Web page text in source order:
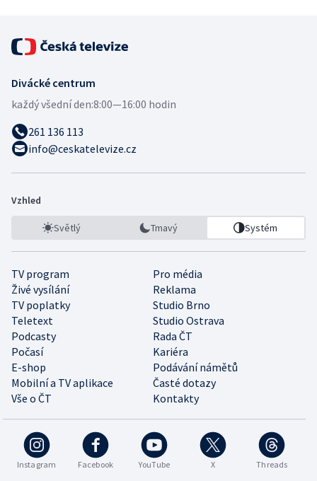
Divácké centrum
každý všední den:8:00—16:00 hodin
261 136 113
info@ceskatelevize.cz
Vzhled
Světlý Tmavý Systém
TV program
Pro média
Živé vysílání
Reklama
TV poplatky
Studio Brno
Teletext
Studio Ostrava
Podcasty
Rada ČT
Počasí
Kariéra
E-shop
Podávání námětů
Mobilní a TV aplikace
Časté dotazy
Vše o ČT
Kontakty
Instagram Facebook YouTube X Threads